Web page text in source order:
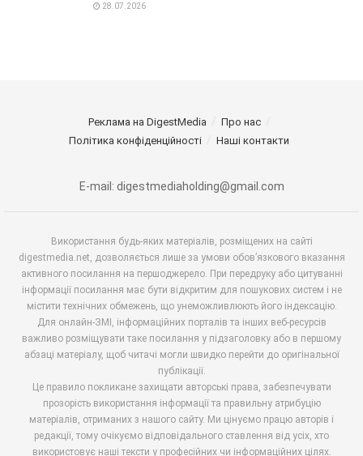
28.07.2026
Реклама на DigestMedia
Про нас
Політика конфіденційності
Наші контакти
E-mail: digestmediaholding@gmail.com
Використання будь-яких матеріалів, розміщених на сайті
digestmedia.net, дозволяється лише за умови обов’язкового вказання
активного посилання на першоджерело. При передруку або цитуванні
інформації посилання має бути відкритим для пошукових систем і не
містити технічних обмежень, що унеможливлюють його індексацію.
Для онлайн-ЗМІ, інформаційних порталів та інших веб-ресурсів
важливо розміщувати таке посилання у підзаголовку або в першому
абзаці матеріалу, щоб читачі могли швидко перейти до оригінальної
публікації.
Це правило покликане захищати авторські права, забезпечувати
прозорість використання інформації та правильну атрибуцію
матеріалів, отриманих з нашого сайту. Ми цінуємо працю авторів і
редакції, тому очікуємо відповідального ставлення від усіх, хто
використовує наші тексти у професійних чи інформаційних цілях.